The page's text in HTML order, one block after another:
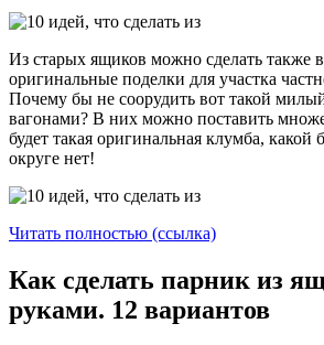
Из старых ящиков можно сделать также
оригинальные поделки для участка
Почему бы не соорудить вот такой
вагонами? В них можно поставить
будет такая оригинальная клумба, какой
округе нет!
Читать полностью (ссылка)
Как сделать парник из
руками. 12 вариантов